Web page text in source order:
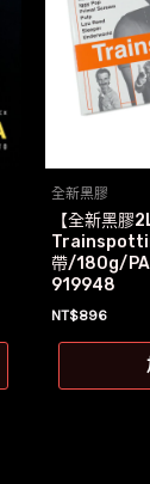
全新黑膠
【全新黑膠
帶/180g/
919948
NT$896